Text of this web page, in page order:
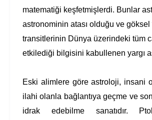
matematiği keşfetmişlerdi. Bunlar
astronominin atası olduğu ve göksel
transitlerinin Dünya üzerindeki tüm
etkilediği bilgisini kabullenen yargı
Eski alimlere göre astroloji, insani
ilahi olanla bağlantıya geçme ve
idrak edebilme sanatıdır.